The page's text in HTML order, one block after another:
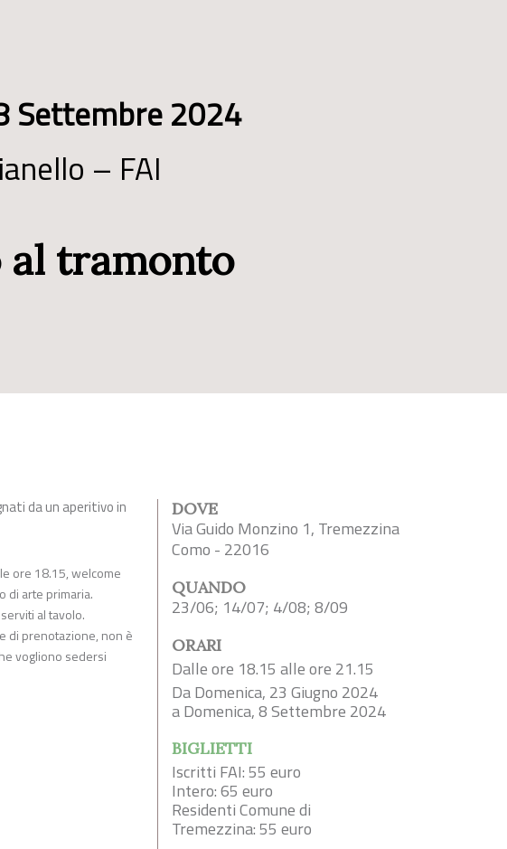
Settembre 2024
– FAI
tramonto
da un aperitivo in
ore 18.15, welcome
di arte primaria.
al tavolo.
di prenotazione, non è
vogliono sedersi
DOVE
Via Guido Monzino 1, Tremezzina
Como - 22016
QUANDO
23/06; 14/07; 4/08; 8/09
ORARI
Dalle ore 18.15 alle ore 21.15
Da Domenica, 23 Giugno 2024
a Domenica, 8 Settembre 2024
BIGLIETTI
Iscritti FAI: 55 euro
Intero: 65 euro
Residenti Comune di
Tremezzina: 55 euro